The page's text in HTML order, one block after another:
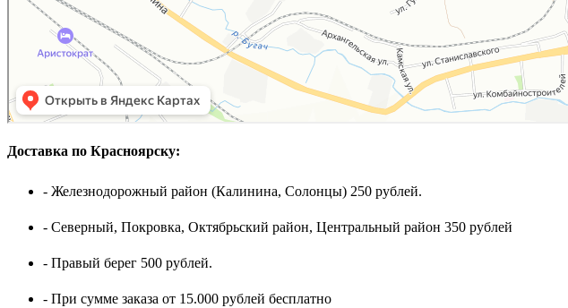
Доставка по Красноярску:
- Железнодорожный район (Калинина, Солонцы) 250 рублей.
- Северный, Покровка, Октябрьский район, Центральный район 350 рублей
- Правый берег 500 рублей.
- При сумме заказа от 15.000 рублей бесплатно